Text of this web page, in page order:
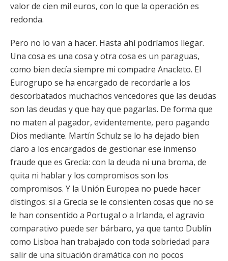
valor de cien mil euros, con lo que la operación es
redonda.
Pero no lo van a hacer. Hasta ahí podríamos llegar.
Una cosa es una cosa y otra cosa es un paraguas,
como bien decía siempre mi compadre Anacleto. El
Eurogrupo se ha encargado de recordarle a los
descorbatados muchachos vencedores que las deudas
son las deudas y que hay que pagarlas. De forma que
no maten al pagador, evidentemente, pero pagando
Dios mediante. Martín Schulz se lo ha dejado bien
claro a los encargados de gestionar ese inmenso
fraude que es Grecia: con la deuda ni una broma, de
quita ni hablar y los compromisos son los
compromisos. Y la Unión Europea no puede hacer
distingos: si a Grecia se le consienten cosas que no se
le han consentido a Portugal o a Irlanda, el agravio
comparativo puede ser bárbaro, ya que tanto Dublín
como Lisboa han trabajado con toda sobriedad para
salir de una situación dramática con no pocos